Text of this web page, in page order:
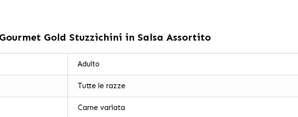
Gold Stuzzichini in Salsa Assortito
Adulto
Tutte le razze
Carne variata